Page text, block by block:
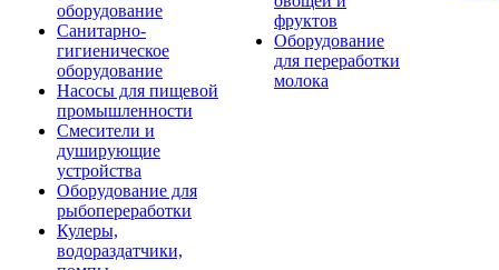
оборудование
Санитарно-
гигиеническое
оборудование
Насосы для пищевой
промышленности
Смесители и
душирующие
устройства
Оборудование для
рыбопереработки
Кулеры,
водораздатчики,
фруктов
Оборудование
для переработки
молока